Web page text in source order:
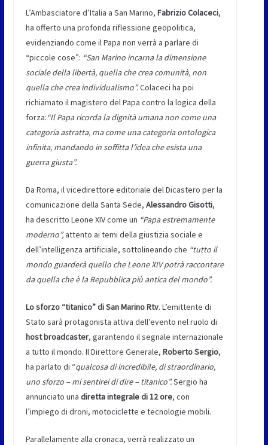
L’Ambasciatore d’Italia a San Marino, Fabrizio Colaceci,
ha offerto una profonda riflessione geopolitica,
evidenziando come il Papa non verrà a parlare di
“piccole cose”: “San Marino incarna la dimensione
sociale della libertà, quella che crea comunità, non
quella che crea individualismo”.Colaceci ha poi
richiamato il magistero del Papa contro la logica della
forza:“Il Papa ricorda la dignità umana non come una
categoria astratta, ma come una categoria ontologica
infinita, mandando in soffitta l’idea che esista una
guerra giusta”.
Da Roma, il vicedirettore editoriale del Dicastero per la
comunicazione della Santa Sede, Alessandro Gisotti,
ha descritto Leone XIV come un “Papa estremamente
moderno”,attento ai temi della giustizia sociale e
dell’intelligenza artificiale, sottolineando che “tutto il
mondo guarderà quello che Leone XIV potrà raccontare
da quella che è la Repubblica più antica del mondo”.
Lo sforzo “titanico” di San Marino Rtv. L’emittente di
Stato sarà protagonista attiva dell’evento nel ruolo di
host broadcaster, garantendo il segnale internazionale
a tutto il mondo. Il Direttore Generale, Roberto Sergio,
ha parlato di “qualcosa di incredibile, di straordinario,
uno sforzo – mi sentirei di dire – titanico”.Sergio ha
annunciato una diretta integrale di 12 ore, con
l’impiego di droni, motociclette e tecnologie mobili.
Parallelamente alla cronaca, verrà realizzato un